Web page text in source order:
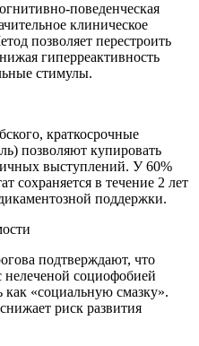
поведенческая
клиническое
позволяет перестроить
гиперреактивность
стимулы.
краткосрочные
позволяют купировать
выступлений. У 60%
сохраняется в течение 2 лет
поддержки.
подтверждают, что
социофобией
как «социальную смазку».
риск развития